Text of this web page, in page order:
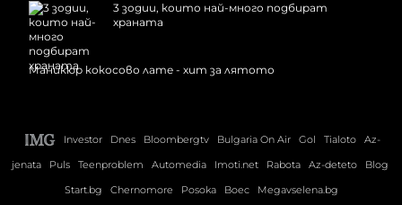
3 зодии, които най-много подбират
храната
Маникюр кокосово лате - хит за лятото
Investor Dnes Bloombergtv Bulgaria On Air Gol Tialoto
Az-
jenata
Puls Teenproblem Automedia Imoti.net Rabota Az-deteto
Blog
Start.bg
Chernomore Posoka Boec Megavselena.bg